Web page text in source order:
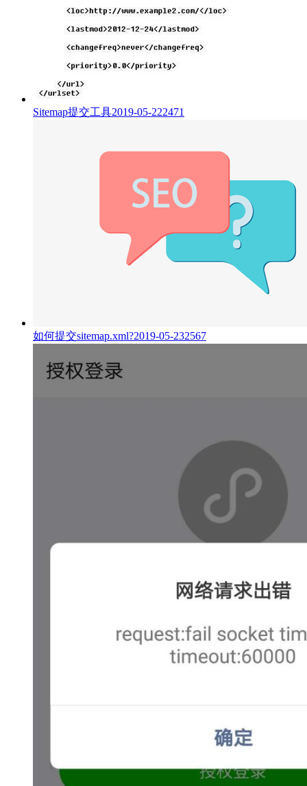
Sitemap提交工具2019-05-222471
如何提交sitemap.xml?2019-05-232567